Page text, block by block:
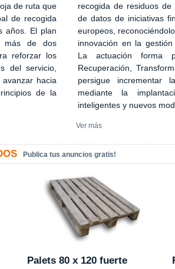
de ruta que
de recogida
años. El plan
más de dos
reforzar los
del servicio,
hacia
de la
recogida de residuos
de datos de iniciativas
europeos,
innovación en la
La actuación forma
Recuperación,
persigue incrementar
mediante la
inteligentes y nuevos
Ver más
Publica tus anuncios gratis!
Palets 80 x 120 fuerte